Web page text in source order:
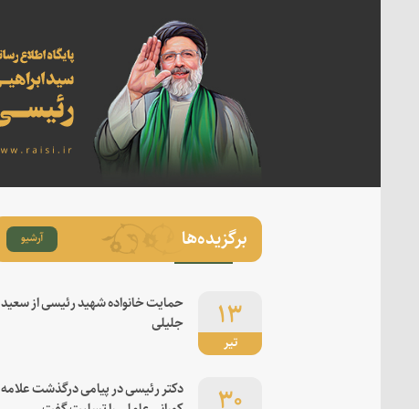
برگزیده‌ها آرشیو
تیر
۱۳
حمایت خانواده شهید رئیسی از سعید
جلیلی
۳۰
دکتر رئیسی در پیامی درگذشت علامه